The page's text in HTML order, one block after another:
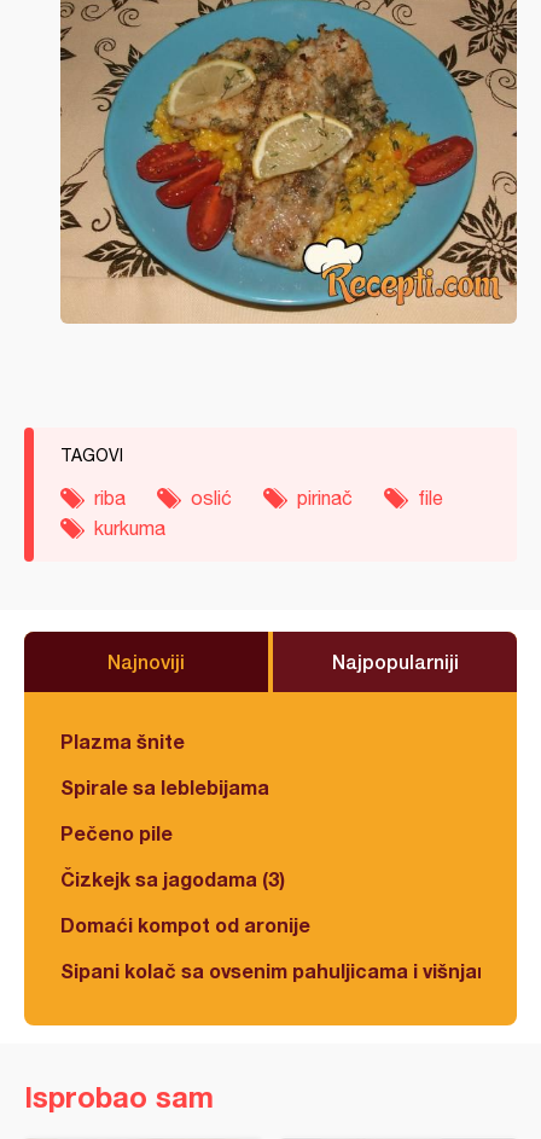
TAGOVI
riba oslić pirinač
file
kurkuma
Najnoviji Najpopularniji
Plazma šnite
Spirale sa leblebijama
Pečeno pile
Čizkejk sa jagodama (3)
Domaći kompot od aronije
Sipani kolač sa ovsenim pahuljicama i višnjama
Isprobao sam